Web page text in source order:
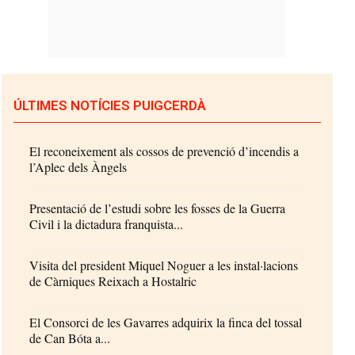
ÚLTIMES NOTÍCIES PUIGCERDÀ
El reconeixement als cossos de prevenció d’incendis a
l’Aplec dels Àngels
Presentació de l’estudi sobre les fosses de la Guerra
Civil i la dictadura franquista...
Visita del president Miquel Noguer a les instal·lacions
de Càrniques Reixach a Hostalric
El Consorci de les Gavarres adquirix la finca del tossal
de Can Bóta a...